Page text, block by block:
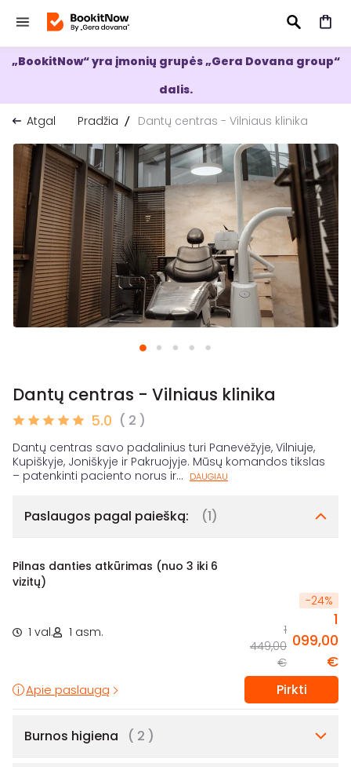
IEŠKOTI
„BookitNow“ yra įmonių grupės „Gera Dovana group“
dalis.
Atgal
Pradžia Dantų centras - Vilniaus klinika
Dantų centras - Vilniaus klinika
5.0 ( 2 )
Dantų centras savo padalinius turi Panevėžyje, Vilniuje,
Kupiškyje, Joniškyje ir Pakruojyje. Mūsų komandos tikslas
– patenkinti paciento norus ir... DAUGIAU
Paslaugos pagal paiešką: (1)
Pilnas danties atkūrimas (nuo 3 iki 6
vizitų)
1 val. 1 asm.
-24%
1
449,00
€
1
099,00
€
Apie paslaugą Pirkti
Burnos higiena ( 2 )